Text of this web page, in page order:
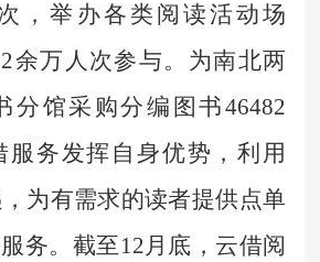
，举办各类阅读活动场
余万人次参与。为南北两
分馆采购分编图书46482
服务发挥自身优势，利用
为有需求的读者提供点单
务。截至12月底，云借阅